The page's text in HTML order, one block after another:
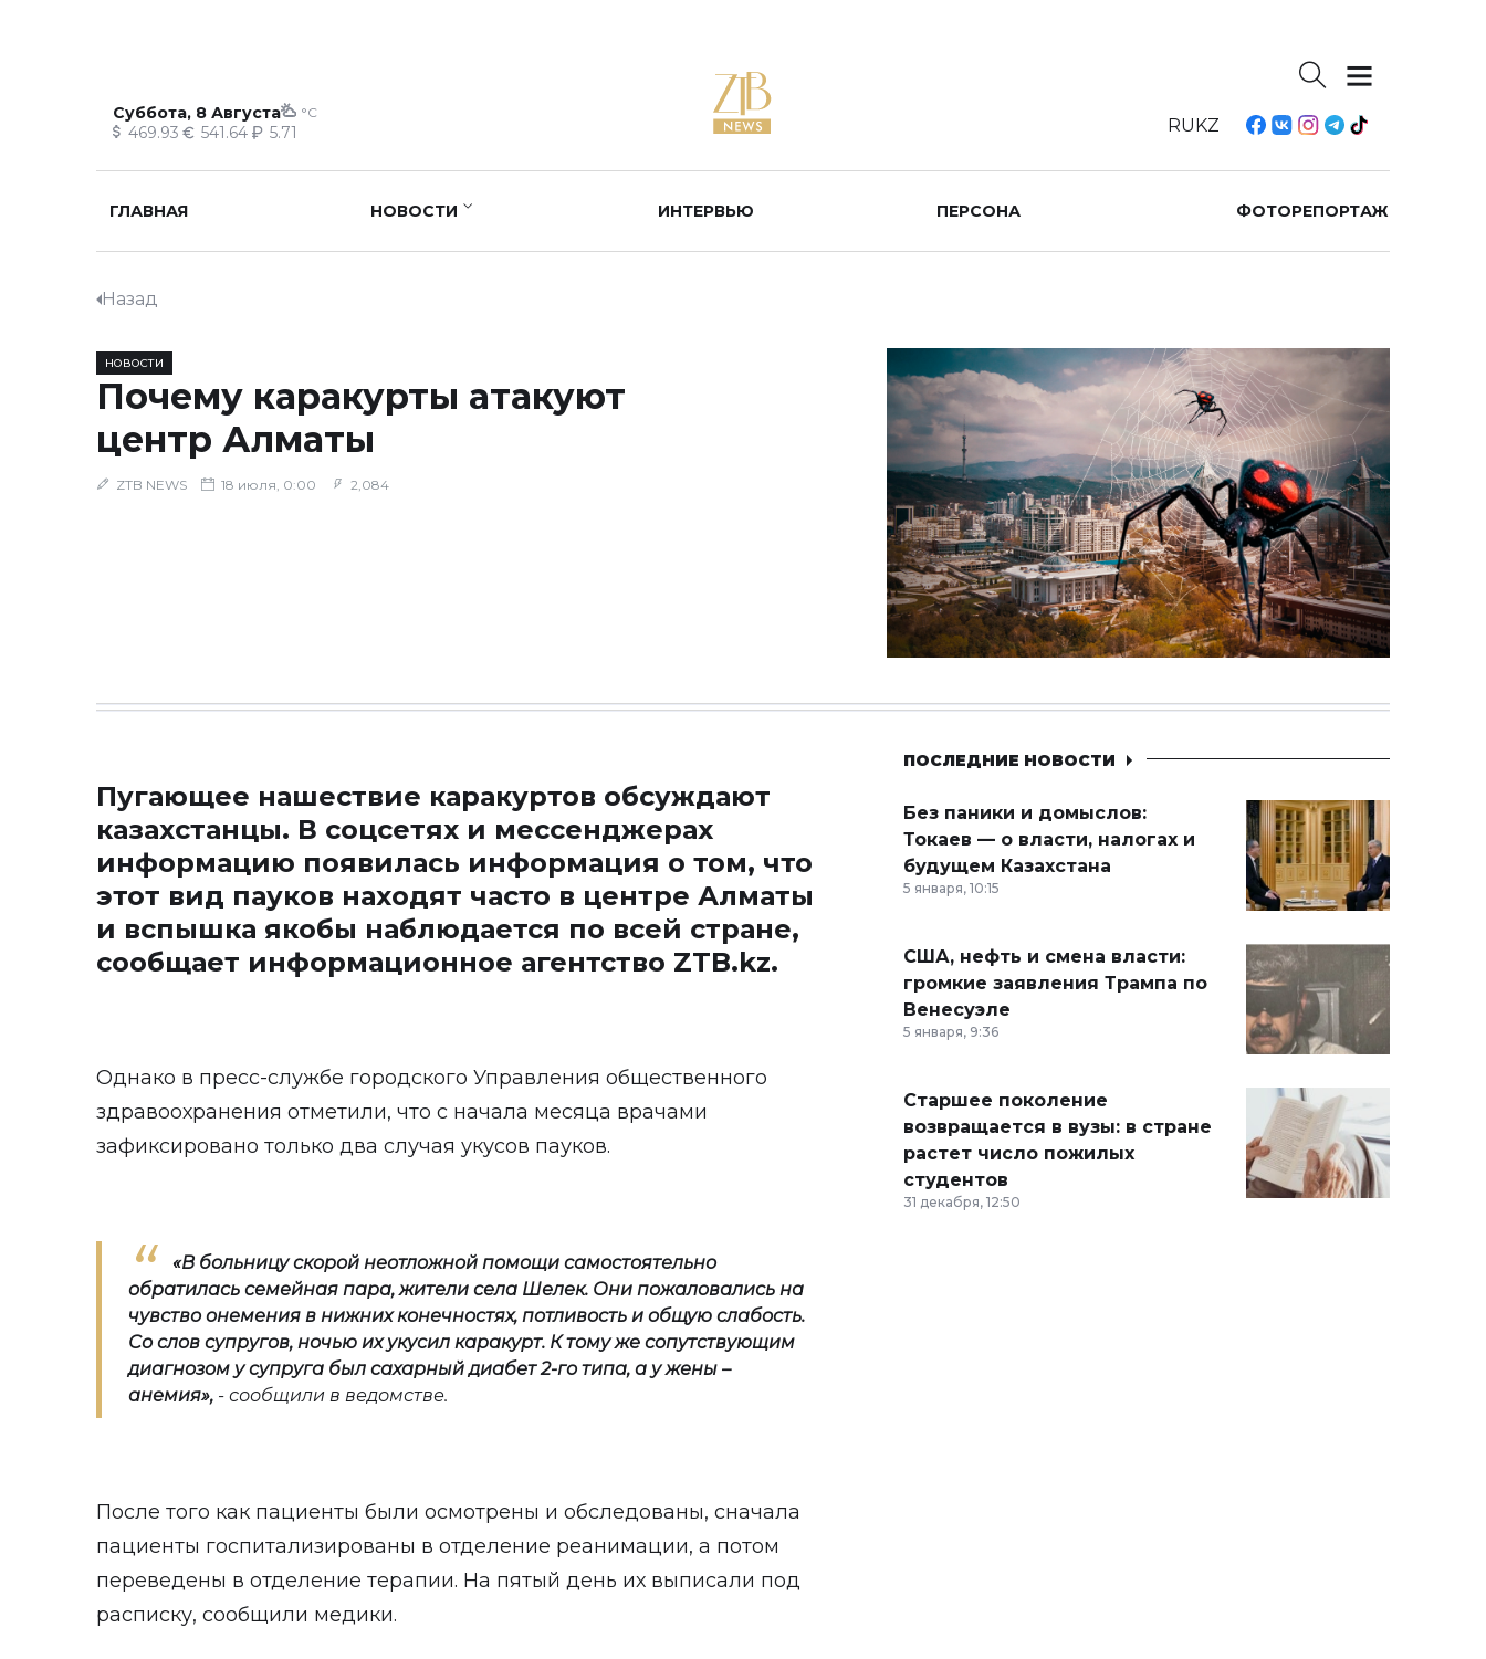
Суббота, 8 Августа °C
469.93 541.64 5.71 RUKZ
ГЛАВНАЯ НОВОСТИ ИНТЕРВЬЮ ПЕРСОНА ФОТОРЕПОРТАЖ
Назад
НОВОСТИ
Почему каракурты атакуют
центр Алматы
ZTB NEWS 18 июля, 0:00 2,084
Пугающее нашествие каракуртов обсуждают
казахстанцы. В соцсетях и мессенджерах
информацию появилась информация о том, что
этот вид пауков находят часто в центре Алматы
и вспышка якобы наблюдается по всей стране,
сообщает информационное агентство ZTB.kz.
Однако в пресс-службе городского Управления общественного
здравоохранения отметили, что с начала месяца врачами
зафиксировано только два случая укусов пауков.
«В больницу скорой неотложной помощи самостоятельно
обратилась семейная пара, жители села Шелек. Они пожаловались на
чувство онемения в нижних конечностях, потливость и общую слабость.
Со слов супругов, ночью их укусил каракурт. К тому же сопутствующим
диагнозом у супруга был сахарный диабет 2-го типа, а у жены –
анемия», - сообщили в ведомстве.
После того как пациенты были осмотрены и обследованы, сначала
пациенты госпитализированы в отделение реанимации, а потом
переведены в отделение терапии. На пятый день их выписали под
расписку, сообщили медики.
ПОСЛЕДНИЕ НОВОСТИ
Без паники и домыслов:
Токаев — о власти, налогах и
будущем Казахстана
5 января, 10:15
США, нефть и смена власти:
громкие заявления Трампа по
Венесуэле
5 января, 9:36
Старшее поколение
возвращается в вузы: в стране
растет число пожилых
студентов
31 декабря, 12:50